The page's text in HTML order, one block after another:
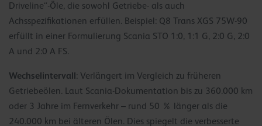
Driveline“-Öle, die sowohl Getriebe- als auch
Achsspezifikationen erfüllen. Beispiel: Q8 Trans XGS 75W-90
erfüllt in einer Formulierung Scania STO 1:0, 1:1 G, 2:0 G, 2:0
A und 2:0 A FS.
Wechselintervall: Verlängert im Vergleich zu früheren
Getriebeölen. Laut Scania-Dokumentation bis zu 360.000 km
oder 3 Jahre im Fernverkehr – rund 50 % länger als die
240.000 km bei älteren Ölen. Dies spiegelt die verbesserte